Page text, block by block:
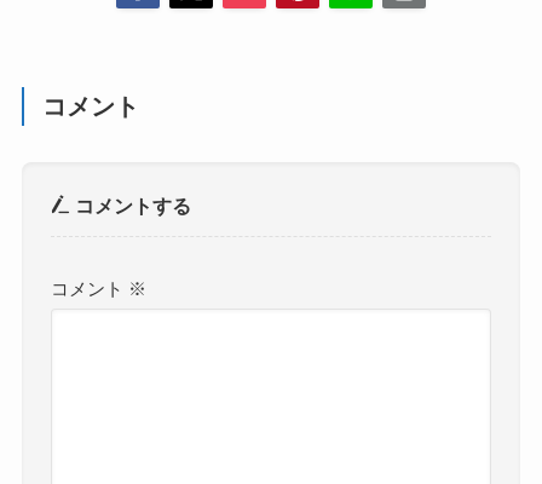
コメント
コメントする
コメント ※